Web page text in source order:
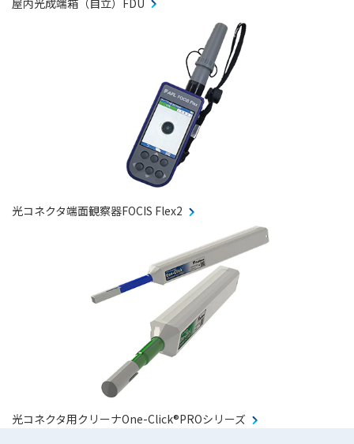
光コネクタ端面観察器FOCIS Flex2
光コネクタ用クリーナOne-Click®PROシリーズ